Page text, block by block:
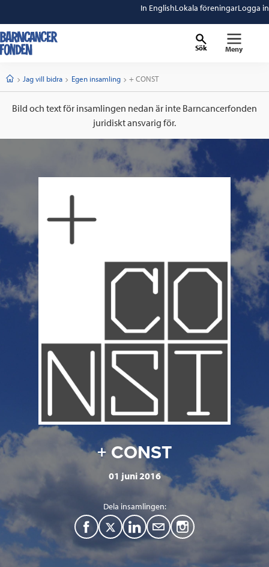
In EnglishLokala föreningarLogga in
Sök Meny
StartJag vill bidra Egen insamling Current:
+ CONST
Bild och text för insamlingen nedan är inte Barncancerfonden
juridiskt ansvarig för.
+ CONST
01 juni 2016
Dela insamlingen:
F
a
T
w
L
i
M